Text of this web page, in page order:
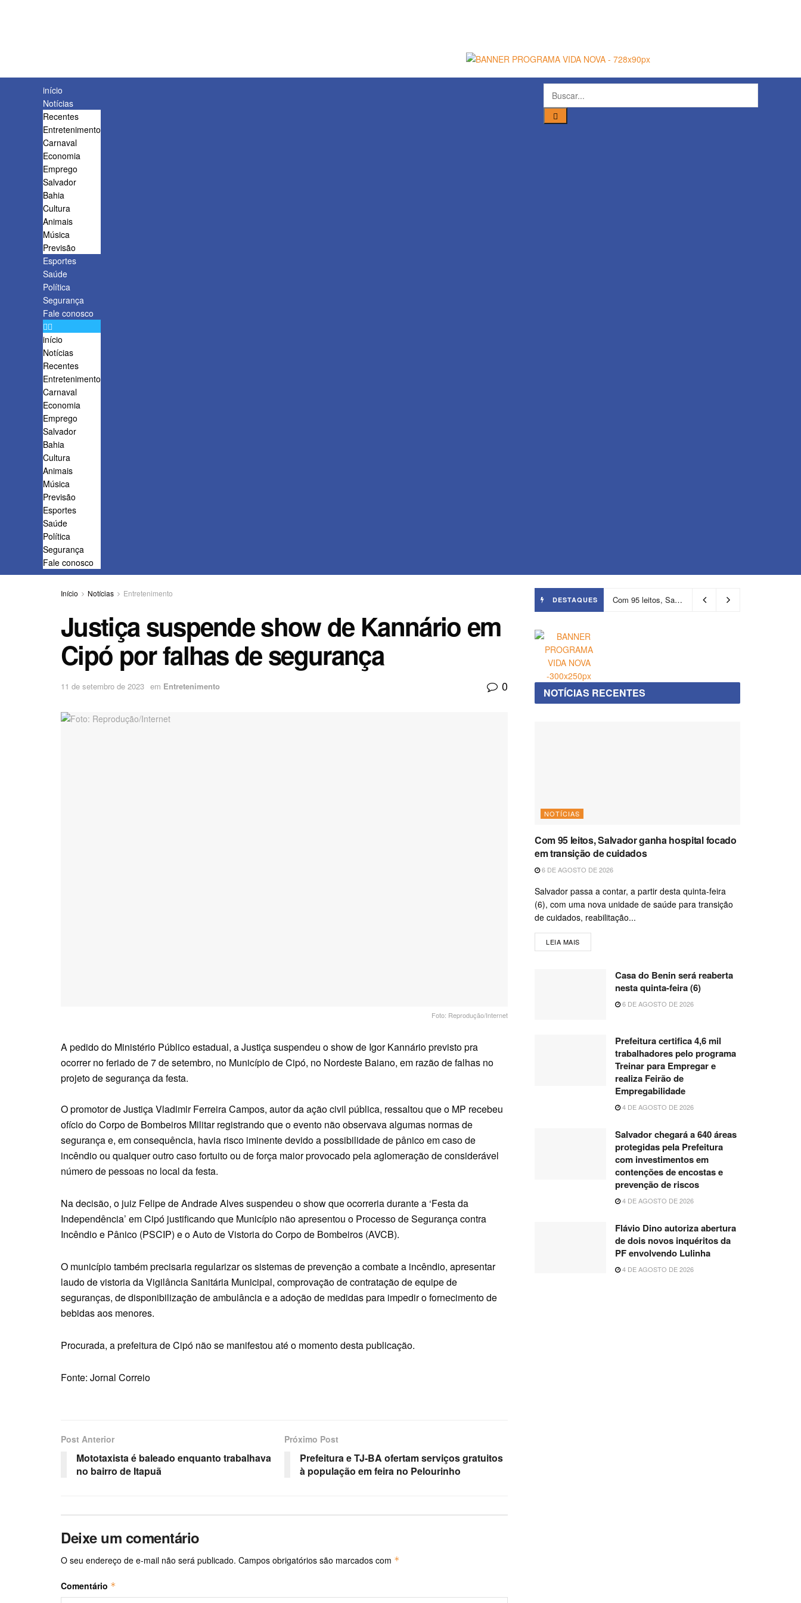
início
Notícias
Recentes
Entretenimento
Carnaval
Economia
Emprego
Salvador
Bahia
Cultura
Animais
Música
Previsão
Esportes
Saúde
Política
Segurança
Fale conosco
início
Notícias
Recentes
Entretenimento
Carnaval
Economia
Emprego
Salvador
Bahia
Cultura
Animais
Música
Previsão
Esportes
Saúde
Política
Segurança
Fale conosco
Início Notícias Entretenimento
Justiça suspende show de Kannário em
Cipó por falhas de segurança
11 de setembro de 2023 em Entretenimento 0
Foto: Reprodução/Internet
A pedido do Ministério Público estadual, a Justiça suspendeu o show de Igor Kannário previsto pra
ocorrer no feriado de 7 de setembro, no Município de Cipó, no Nordeste Baiano, em razão de falhas no
projeto de segurança da festa.
O promotor de Justiça Vladimir Ferreira Campos, autor da ação civil pública, ressaltou que o MP recebeu
ofício do Corpo de Bombeiros Militar registrando que o evento não observava algumas normas de
segurança e, em consequência, havia risco iminente devido a possibilidade de pânico em caso de
incêndio ou qualquer outro caso fortuito ou de força maior provocado pela aglomeração de considerável
número de pessoas no local da festa.
Na decisão, o juiz Felipe de Andrade Alves suspendeu o show que ocorreria durante a ‘Festa da
Independência’ em Cipó justificando que Município não apresentou o Processo de Segurança contra
Incêndio e Pânico (PSCIP) e o Auto de Vistoria do Corpo de Bombeiros (AVCB).
O município também precisaria regularizar os sistemas de prevenção a combate a incêndio, apresentar
laudo de vistoria da Vigilância Sanitária Municipal, comprovação de contratação de equipe de
seguranças, de disponibilização de ambulância e a adoção de medidas para impedir o fornecimento de
bebidas aos menores.
Procurada, a prefeitura de Cipó não se manifestou até o momento desta publicação.
Fonte: Jornal Correio
Post Anterior
Mototaxista é baleado enquanto trabalhava
no bairro de Itapuã
Próximo Post
Prefeitura e TJ-BA ofertam serviços gratuitos
à população em feira no Pelourinho
Deixe um comentário
O seu endereço de e-mail não será publicado. Campos obrigatórios são marcados com *
Comentário *
DESTAQUES Com 95 leitos, Salvador ganha hospital focado em transição de cuidados
NOTÍCIAS RECENTES
NOTÍCIAS
Com 95 leitos, Salvador ganha hospital focado
em transição de cuidados
6 DE AGOSTO DE 2026
Salvador passa a contar, a partir desta quinta-feira
(6), com uma nova unidade de saúde para transição
de cuidados, reabilitação...
LEIA MAIS
Casa do Benin será reaberta
nesta quinta-feira (6)
6 DE AGOSTO DE 2026
Prefeitura certifica 4,6 mil
trabalhadores pelo programa
Treinar para Empregar e
realiza Feirão de
Empregabilidade
4 DE AGOSTO DE 2026
Salvador chegará a 640 áreas
protegidas pela Prefeitura
com investimentos em
contenções de encostas e
prevenção de riscos
4 DE AGOSTO DE 2026
Flávio Dino autoriza abertura
de dois novos inquéritos da
PF envolvendo Lulinha
4 DE AGOSTO DE 2026